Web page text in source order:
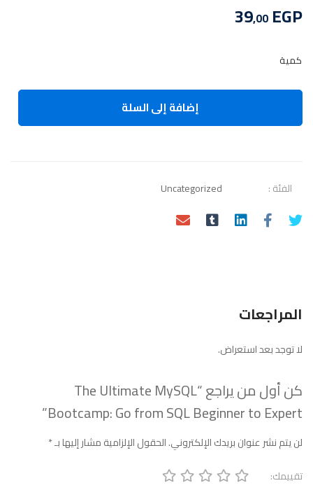
39,00 EGP
كمية
MySQL
Bootcamp:
Go
Expert
إضافة إلى السلة
الفئة : Uncategorized
المراجعات
لا توجد بعد استعراض.
كن أول من يراجع “The Ultimate MySQL
Bootcamp: Go from SQL Beginner to Expert”
لن يتم نشر عنوان بريدك الإلكتروني.الحقول الإلزامية مشار إليها بـ*
تقييمك: